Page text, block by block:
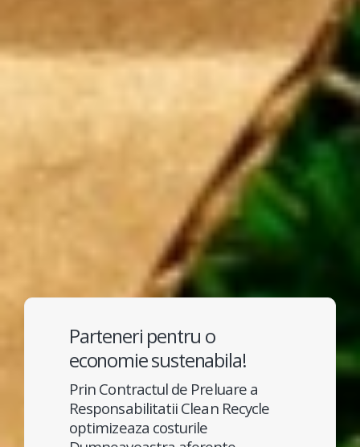
Parteneri pentru o
economie sustenabila!
Prin Contractul de Preluare a
Responsabilitatii Clean Recycle
optimizeaza costurile